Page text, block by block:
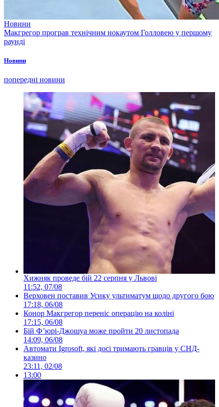
Новини
Макгрегор програв технічним нокаутом Голловею у першому
раунді
Новини
попередні новини
Хижняк проведе бій 22 серпня у Львові
11:52, 07/08
Верховен поставив Усику ультиматум щодо другого бою
17:18, 06/08
Конор Макгрегор переніс операцію на коліні
17:15, 06/08
Бій Ф’юрі-Джошуа може пройти 20 листопада
14:09, 06/08
Автомати Igrosoft, які досі тримають гравців у СНД-
казино
23:11, 02/08
13:00